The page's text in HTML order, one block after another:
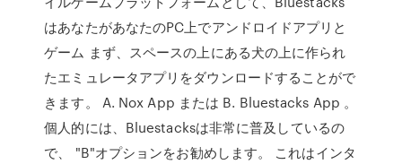
はあなたがあなたのPC上でアンドロイドアプリと
ゲーム まず、スペースの上にある犬の上に作られ
たエミュレータアプリをダウンロードすることがで
きます。 A. Nox App または B. Bluestacks App 。
個人的には、Bluestacksは非常に普及しているの
で、 "B"オプションをお勧めします。 これはインタ